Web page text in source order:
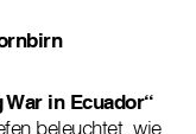
War in Ecuador“
beleuchtet, wie